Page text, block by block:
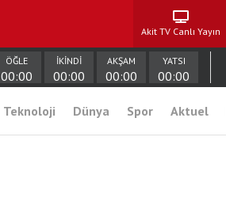
Akit TV Canlı Yayın
ÖĞLE
00:00
İKİNDİ
00:00
AKŞAM
00:00
YATSI
00:00
Teknoloji Dünya Spor Aktuel